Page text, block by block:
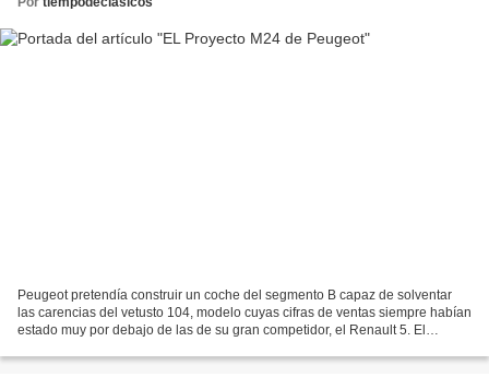
Peugeot pretendía construir un coche del segmento B capaz de solventar
las carencias del vetusto 104, modelo cuyas cifras de ventas siempre habían
estado muy por debajo de las de su gran competidor, el Renault 5. El